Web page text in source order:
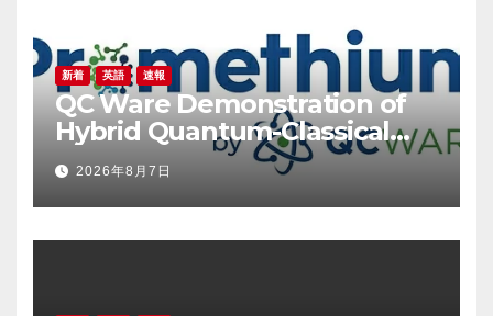
新着 英語 速報
QC Ware Demonstration of
Hybrid Quantum-Classical
Workflow Using Promethium
and IBM Quantum
2026年8月7日